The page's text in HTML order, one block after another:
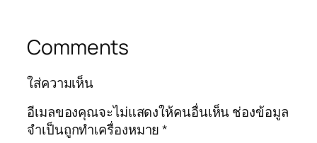
Comments
ใส่ความเห็น
อีเมลของคุณจะไม่แสดงให้คนอื่นเห็นช่องข้อมูล
จำเป็นถูกทำเครื่องหมาย*